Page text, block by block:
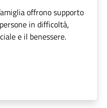
offrono supporto
in difficoltà,
e il benessere.